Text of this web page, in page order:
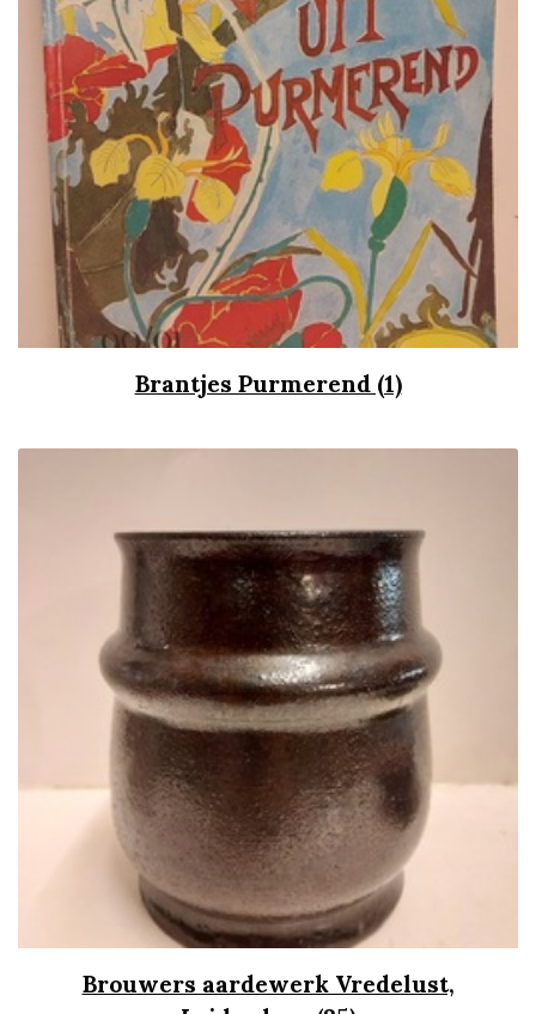
Brantjes Purmerend (1)
Brouwers aardewerk Vredelust,